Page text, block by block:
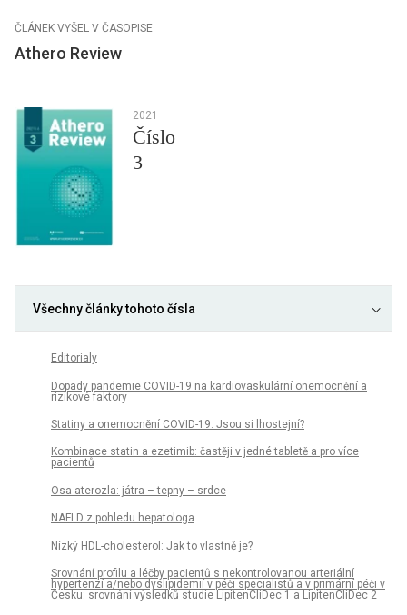
ČLÁNEK VYŠEL V ČASOPISE
Athero Review
2021
Číslo
3
Všechny články tohoto čísla
Editorialy
Dopady pandemie COVID-19 na kardiovaskulární onemocnění a
rizikové faktory
Statiny a onemocnění COVID-19: Jsou si lhostejní?
Kombinace statin a ezetimib: častěji v jedné tabletě a pro více
pacientů
Osa aterozla: játra – tepny – srdce
NAFLD z pohledu hepatologa
Nízký HDL-cholesterol: Jak to vlastně je?
Srovnání profilu a léčby pacientů s nekontrolovanou arteriální
hypertenzí a/nebo dyslipidemií v péči specialistů a v primární péči v
Česku: srovnání výsledků studie LipitenCliDec 1 a LipitenCliDec 2